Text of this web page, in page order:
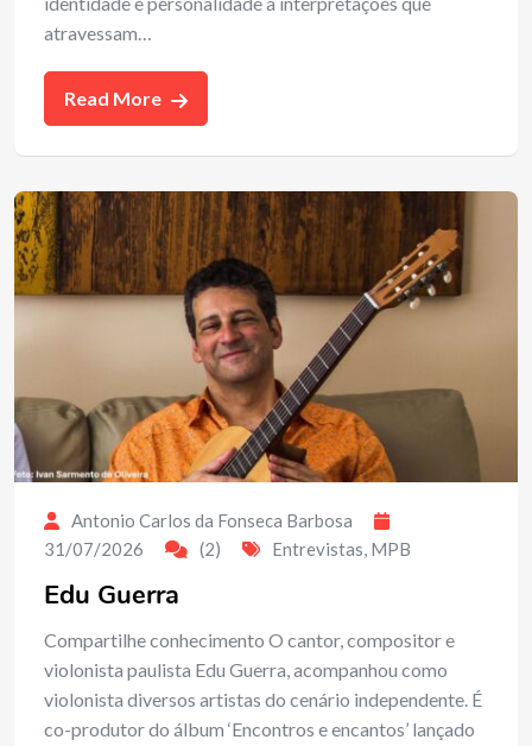
atravessam…
Read More
Antonio Carlos da Fonseca Barbosa
31/07/2026
(2) Entrevistas, MPB
Edu Guerra
Compartilhe conhecimento O cantor, compositor e
violonista paulista Edu Guerra, acompanhou como
violonista diversos artistas do cenário independente. É
co-produtor do álbum ‘Encontros e encantos’ lançado